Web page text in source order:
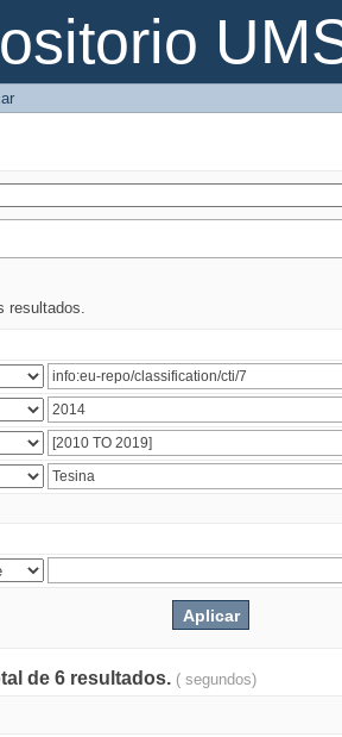
resultados.
de 6 resultados. ( segundos)